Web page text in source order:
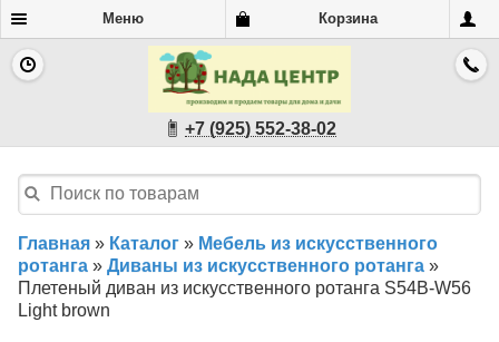
Меню Корзина
+7 (925) 552-38-02
Главная » Каталог » Мебель из искусственного
ротанга » Диваны из искусственного ротанга »
Плетеный диван из искусственного ротанга S54B-W56
Light brown